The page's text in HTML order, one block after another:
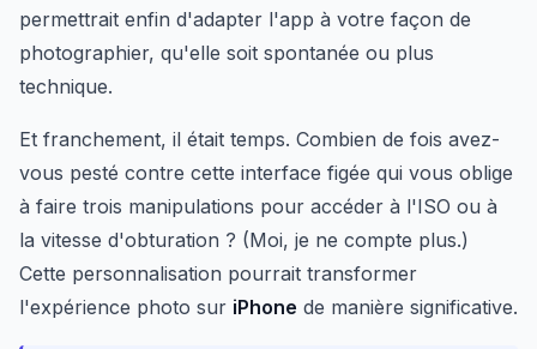
permettrait enfin d'adapter l'app à votre façon de
photographier, qu'elle soit spontanée ou plus
technique.
Et franchement, il était temps. Combien de fois avez-
vous pesté contre cette interface figée qui vous oblige
à faire trois manipulations pour accéder à l'ISO ou à
la vitesse d'obturation ? (Moi, je ne compte plus.)
Cette personnalisation pourrait transformer
l'expérience photo sur iPhone de manière significative.